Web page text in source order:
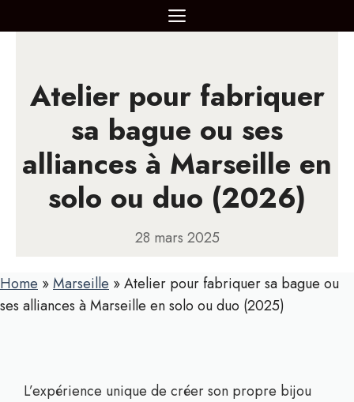
au
MENU
Atelier pour fabriquer
sa bague ou ses
alliances à Marseille en
solo ou duo (2026)
28 mars 2025
Home »Marseille »Atelier pour fabriquer sa bague ou
ses alliances à Marseille en solo ou duo (2025)
L’expérience unique de créer son propre bijou